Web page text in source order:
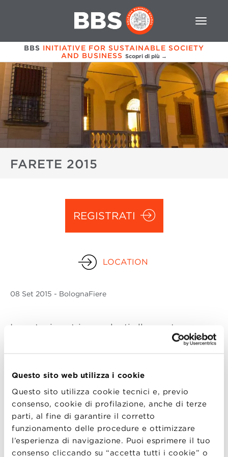
Questo sito web utilizza i cookie
Questo sito utilizza cookie tecnici e, previo
consenso, cookie di profilazione, anche di terze
parti, al fine di garantire il corretto
funzionamento delle procedure e ottimizzare
l’esperienza di navigazione. Puoi esprimere il tuo
consenso cliccando su “accetta tutti i cookie” o
BBS INITIATIVE FOR SUSTAINABLE SOCIETY
AND BUSINESS Scopri di più →
FARETE 2015
REGISTRATI
08 Set 2015 - BolognaFiere
LOCATION
Incontra i nostri consulenti alla quarta
che si svolgerà il 7 e l’8
settembre presso BolognaFiere.
Sarà un’occasione per presentarvi la nostra
offerta formativa deiMaster Executive.
Un momento di condivisione importante che
nella sua passata edizione ha visto la
partecipazione di oltre 600 aziende